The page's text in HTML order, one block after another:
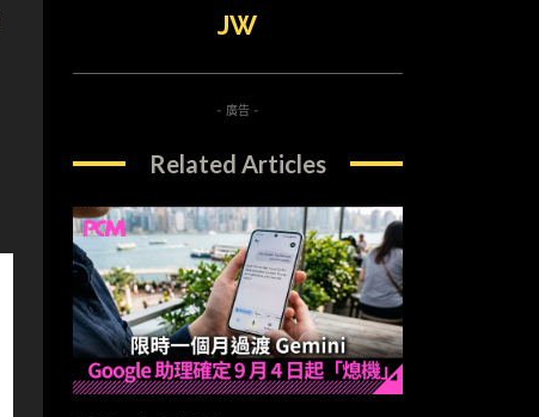
JW
- 廣告 -
Related Articles